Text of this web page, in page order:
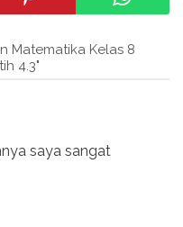
Matematika Kelas 8
4.3"
saya sangat